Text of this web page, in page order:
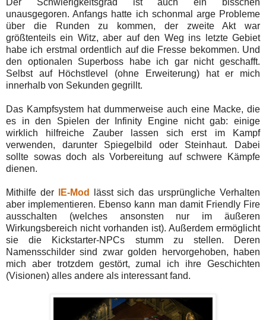
Der Schwierigkeitsgrad ist auch ein bisschen
unausgegoren. Anfangs hatte ich schonmal arge Probleme
über die Runden zu kommen, der zweite Akt war
größtenteils ein Witz, aber auf den Weg ins letzte Gebiet
habe ich erstmal ordentlich auf die Fresse bekommen. Und
den optionalen Superboss habe ich gar nicht geschafft.
Selbst auf Höchstlevel (ohne Erweiterung) hat er mich
innerhalb von Sekunden gegrillt.
Das Kampfsystem hat dummerweise auch eine Macke, die
es in den Spielen der Infinity Engine nicht gab: einige
wirklich hilfreiche Zauber lassen sich erst im Kampf
verwenden, darunter Spiegelbild oder Steinhaut. Dabei
sollte sowas doch als Vorbereitung auf schwere Kämpfe
dienen.
Mithilfe der IE-Mod
lässt sich das ursprüngliche Verhalten
aber implementieren. Ebenso kann man damit Friendly Fire
ausschalten (welches ansonsten nur im äußeren
Wirkungsbereich nicht vorhanden ist). Außerdem ermöglicht
sie die Kickstarter-NPCs stumm zu stellen. Deren
Namensschilder sind zwar golden hervorgehoben, haben
mich aber trotzdem gestört, zumal ich ihre Geschichten
(Visionen) alles andere als interessant fand.